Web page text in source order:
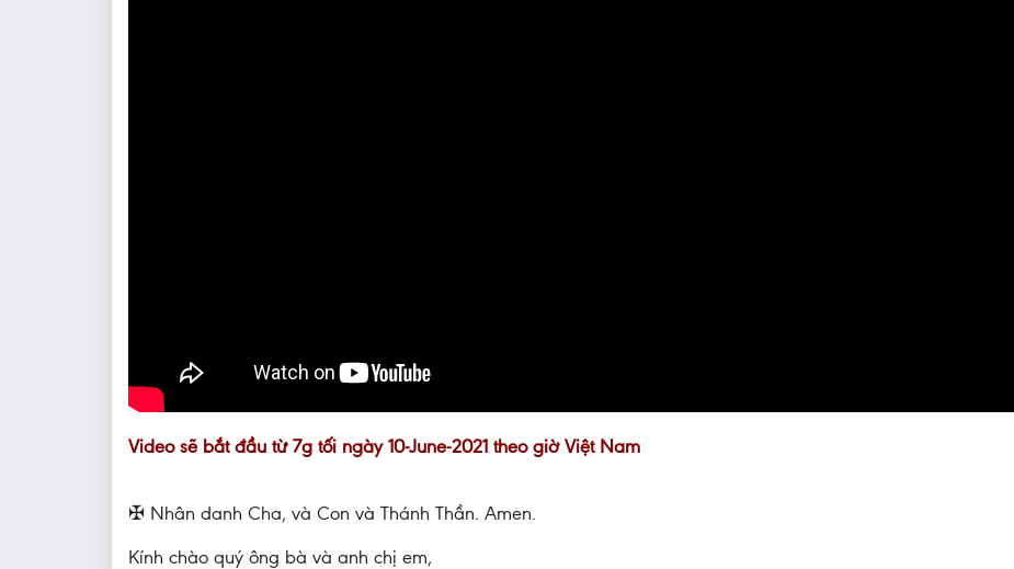
Video sẽ bắt đầu từ 7g tối ngày 10-June-2021 theo giờ Việt Nam
✠ Nhân danh Cha, và Con và Thánh Thần. Amen.
Kính chào quý ông bà và anh chị em,